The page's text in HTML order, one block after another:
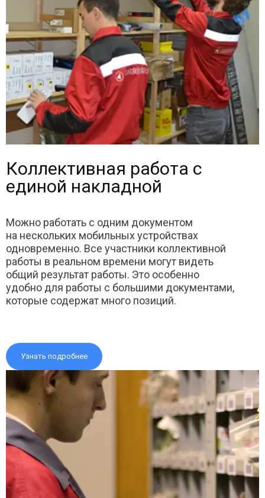
Коллективная работа с
единой накладной
Можно работать с одним документом
на нескольких мобильных устройствах
одновременно. Все участники коллективной
работы в реальном времени могут видеть
общий результат работы. Это особенно
удобно для работы с большими документами,
которые содержат много позиций.
Узнать подробнее